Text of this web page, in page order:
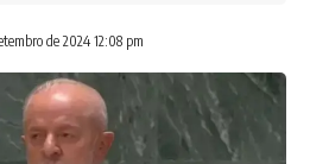
de 2024 12:08 pm